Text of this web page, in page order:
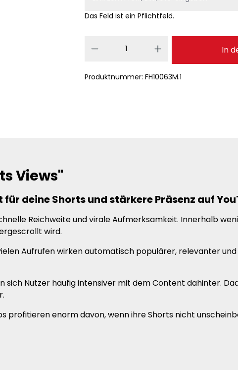
Das Feld ist ein Pflichtfeld.
Produkt Anzahl: Gib In
Produktnummer: FH10063M.1
Views"
deine Shorts und stärkere Präsenz auf
Reichweite und virale Aufmerksamkeit. Innerhalb
wird.
Aufrufen wirken automatisch populärer, relevanter
Nutzer häufig intensiver mit dem Content dahinter.
profitieren enorm davon, wenn ihre Shorts nicht